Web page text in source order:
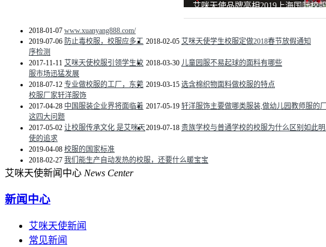
艾咪天使品牌亮相2019上海国际校
2018-01-07 www.xuanyang888.com/
2018-02-05 艾咪天使学生校服定做2018春节放假通知
2019-07-06 防止毒校服，校服应多工
序检测
2018-03-30 儿童园服不易起球的面料有哪些
2017-11-11 艾咪天使校服引领学生校
服市场迅猛发展
2019-03-15 选含棉织物面料做校服的特点
2018-07-12 专业做校服的工厂，东莞
校服厂家轩洋服饰
2017-05-19 轩洋服饰主要做哪类服装,做幼儿园教师服的
2017-04-28 中国服装企业界将面临着
这四大问题
2019-07-18 贵族学校与普通学校的校服为什么区别如此
2017-05-02 让校服传承文化 是艾咪天
使的追求
2019-04-08 校服的国家标准
2018-02-27 我们能生产自动发热的校服，还要什么暖宝宝
艾咪天使新闻中心 News Center
新闻中心
艾咪天使新闻
常见新闻